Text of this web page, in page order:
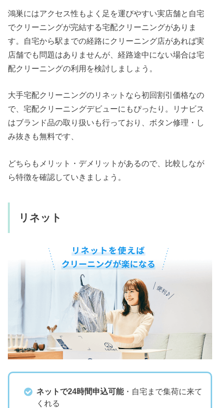
鴻巣にはアクセス性もよく足を運びやすい実店舗と自宅
でクリーニングが完結する宅配クリーニングがありま
す。自宅から駅までの経路にクリーニング店があれば実
店舗でも問題はありませんが、経路途中にない場合は宅
配クリーニングの利用を検討しましょう。
大手宅配クリーニングのリネットなら初回割引価格なの
で、宅配クリーニングデビューにもぴったり。リナビス
はブランド品の取り扱いも行っており、ボタン修理・し
み抜きも無料です、
どちらもメリット・デメリットがあるので、比較しなが
ら特徴を確認していきましょう。
リネット
ネットで24時間申込可能・自宅まで集荷に来て
くれる